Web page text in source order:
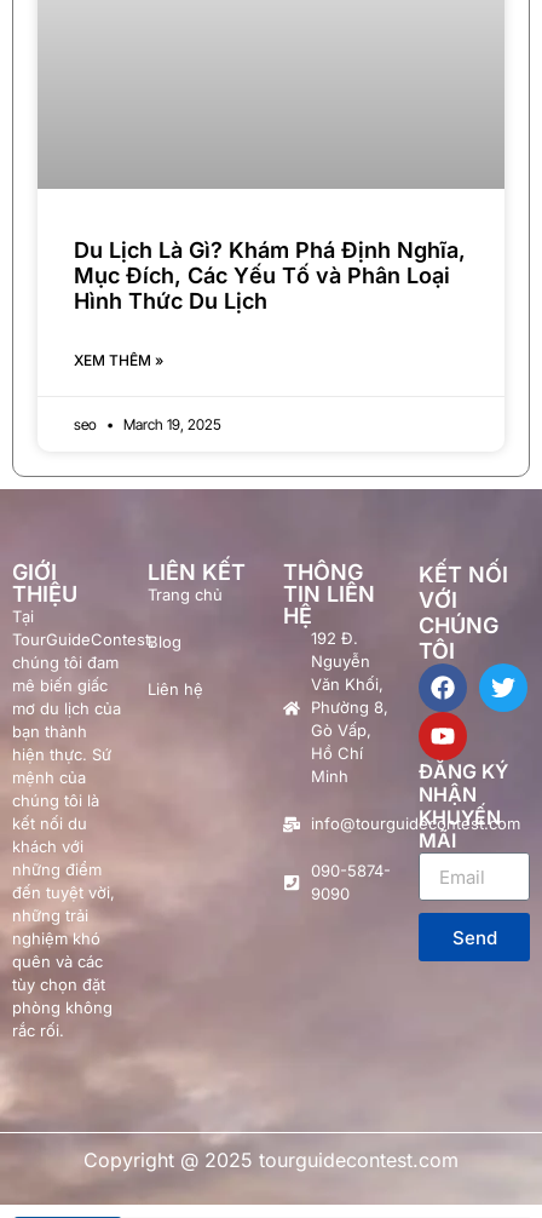
Du Lịch Là Gì? Khám Phá Định Nghĩa,
Mục Đích, Các Yếu Tố và Phân Loại
Hình Thức Du Lịch
XEM THÊM »
seo March 19, 2025
GIỚI
THIỆU
Tại
TourGuideContest,
chúng tôi đam
mê biến giấc
mơ du lịch của
bạn thành
hiện thực. Sứ
mệnh của
chúng tôi là
kết nối du
khách với
những điểm
đến tuyệt vời,
những trải
nghiệm khó
quên và các
tùy chọn đặt
phòng không
rắc rối.
LIÊN KẾT
Trang chủ
Blog
Liên hệ
THÔNG
TIN LIÊN
HỆ
192 Đ.
Nguyễn
Văn Khối,
Phường 8,
Gò Vấp,
Hồ Chí
Minh
info@tourguidecontest.com
090-5874-
9090
KẾT NỐI
VỚI
CHÚNG
TÔI
ĐĂNG KÝ
NHẬN
KHUYẾN
MÃI
Send
Copyright @ 2025 tourguidecontest.com